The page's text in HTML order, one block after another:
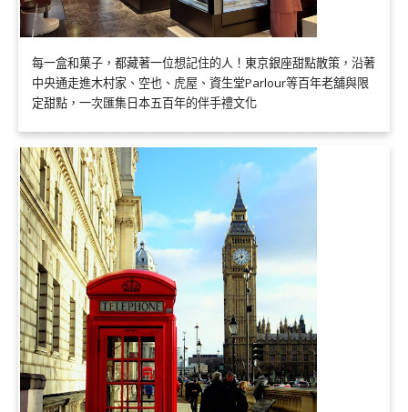
每一盒和菓子，都藏著一位想記住的人！東京銀座甜點散策，沿著
中央通走進木村家、空也、虎屋、資生堂Parlour等百年老舖與限
定甜點，一次匯集日本五百年的伴手禮文化